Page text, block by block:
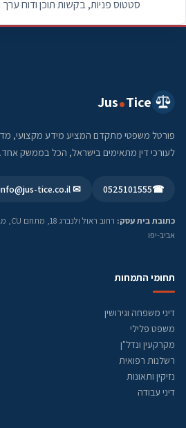
סטטוס פניות, בקשות תוכן ודוח ערך
Jus Tice
פורטל משפטי מתקדם המציע מידע מקצועי,
לעורכי דין מתאימים בישראל, הכל בממשק אחד.
☎
0525101555
✉ info@jus-tice.co.il
כתובת בית עסק:
אביב-יפו
תחומי התמחות
דיני משפחה וגירושין
משפט פלילי
מקרקעין ונדל"ן
רשלנות רפואית
נזיקין ותאונות
דיני עבודה